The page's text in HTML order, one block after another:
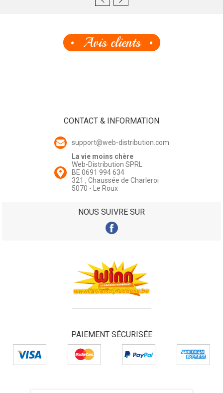
Avis clients
CONTACT & INFORMATION
support@web-distribution.com
La vie moins chère
Web-Distribution SPRL
BE 0691 994 634
321 , Chaussée de Charleroi
5070 - Le Roux
NOUS SUIVRE SUR
PAIEMENT SÉCURISÉE